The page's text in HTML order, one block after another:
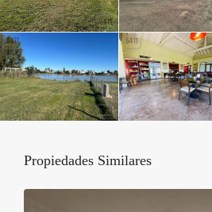
Propiedades Similares